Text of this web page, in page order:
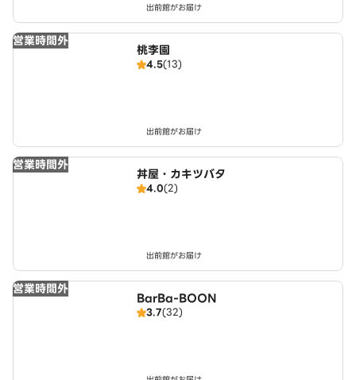
出前館がお届け
営業時間外
桃李園
4.5(13)
出前館がお届け
営業時間外
丼屋・カキツバタ
4.0(2)
出前館がお届け
営業時間外
BarBa-BOON
3.7(32)